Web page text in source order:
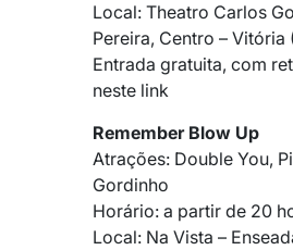
Local: Theatro Carlos
Pereira, Centro – Vitória
Entrada gratuita, com
neste link
Remember Blow Up
Atrações: Double You,
Gordinho
Horário: a partir de 20
Local: Na Vista –